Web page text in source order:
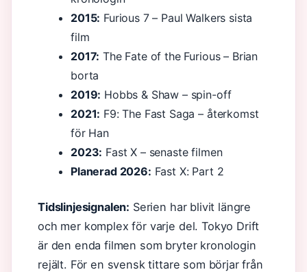
2015: Furious 7 – Paul Walkers sista
film
2017: The Fate of the Furious – Brian
borta
2019: Hobbs & Shaw – spin-off
2021: F9: The Fast Saga – återkomst
för Han
2023: Fast X – senaste filmen
Planerad 2026: Fast X: Part 2
Tidslinjesignalen: Serien har blivit längre
och mer komplex för varje del. Tokyo Drift
är den enda filmen som bryter kronologin
rejält. För en svensk tittare som börjar från